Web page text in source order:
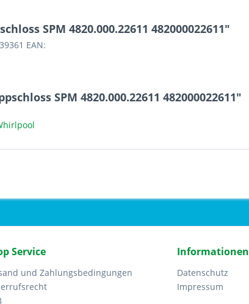
SPM 4820.000.22611 482000022611"
EAN:
SPM 4820.000.22611 482000022611"
Service
und Zahlungsbedingungen
Informationen
Datenschutz
Impressum